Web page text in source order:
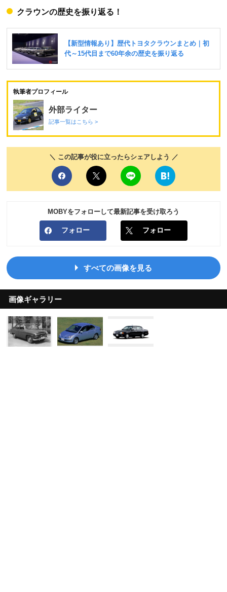
クラウンの歴史を振り返る！
執筆者プロフィール
外部ライター
記事一覧はこちら >
＼ この記事が役に立ったらシェアしよう ／
MOBYをフォローして最新記事を受け取ろう
フォロー フォロー
すべての画像を見る
画像ギャラリー